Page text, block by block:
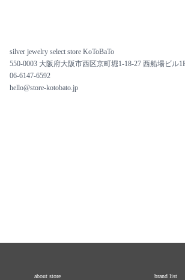
silver jewelry select store KoToBaTo
550-0003 大阪府大阪市西区京町堀1-18-27 西船場ビル
06-6147-6592
hello@store-kotobato.jp
about store brand list